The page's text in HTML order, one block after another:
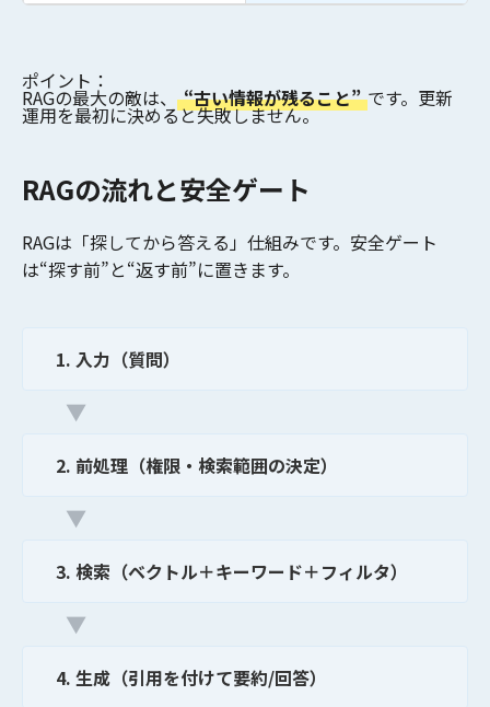
ポイント：
RAGの最大の敵は、 “古い情報が残ること” です。更新
運用を最初に決めると失敗しません。
RAGの流れと安全ゲート
RAGは「探してから答える」仕組みです。安全ゲート
は“探す前”と“返す前”に置きます。
1. 入力（質問）
▼
2. 前処理（権限・検索範囲の決定）
▼
3. 検索（ベクトル＋キーワード＋フィルタ）
▼
4. 生成（引用を付けて要約/回答）